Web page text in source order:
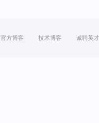
官方博客 技术博客 诚聘英才